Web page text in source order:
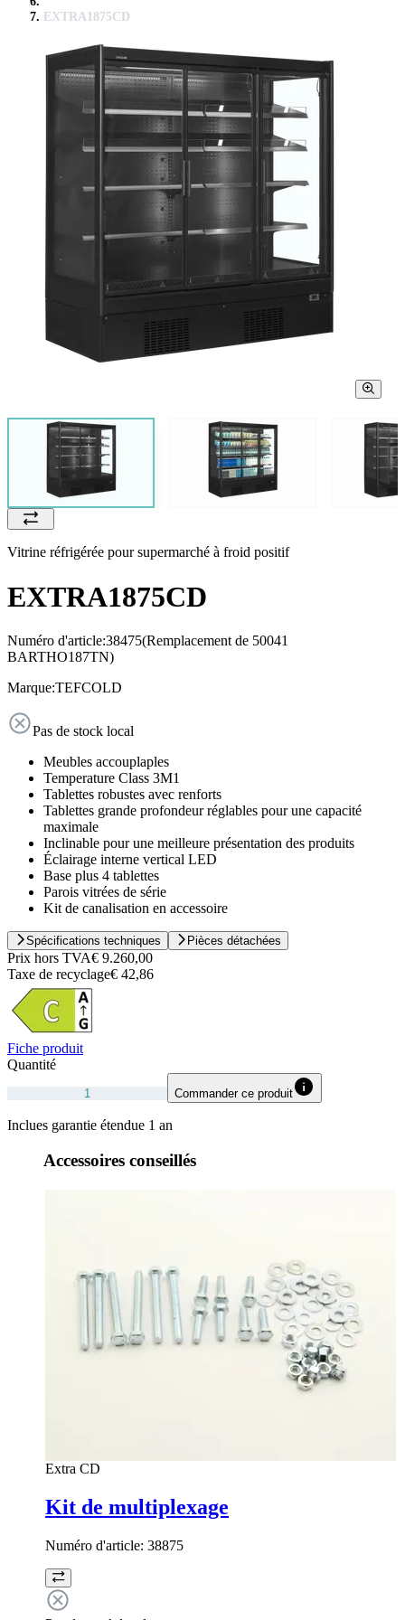
EXTRA1875CD
Vitrine réfrigérée pour supermarché à froid positif
EXTRA1875CD
Numéro d'article:38475(Remplacement de 50041
BARTHO187TN)
Marque:TEFCOLD
Pas de stock local
Meubles accouplaples
Temperature Class 3M1
Tablettes robustes avec renforts
Tablettes grande profondeur réglables pour une capacité
maximale
Inclinable pour une meilleure présentation des produits
Éclairage interne vertical LED
Base plus 4 tablettes
Parois vitrées de série
Kit de canalisation en accessoire
Spécifications techniques Pièces détachées
Prix hors TVA€ 9.260,00
Taxe de recyclage€ 42,86
Fiche produit
Quantité
Commander ce produit
Inclues garantie étendue 1 an
Accessoires conseillés
Extra CD
Kit de multiplexage
Numéro d'article: 38875